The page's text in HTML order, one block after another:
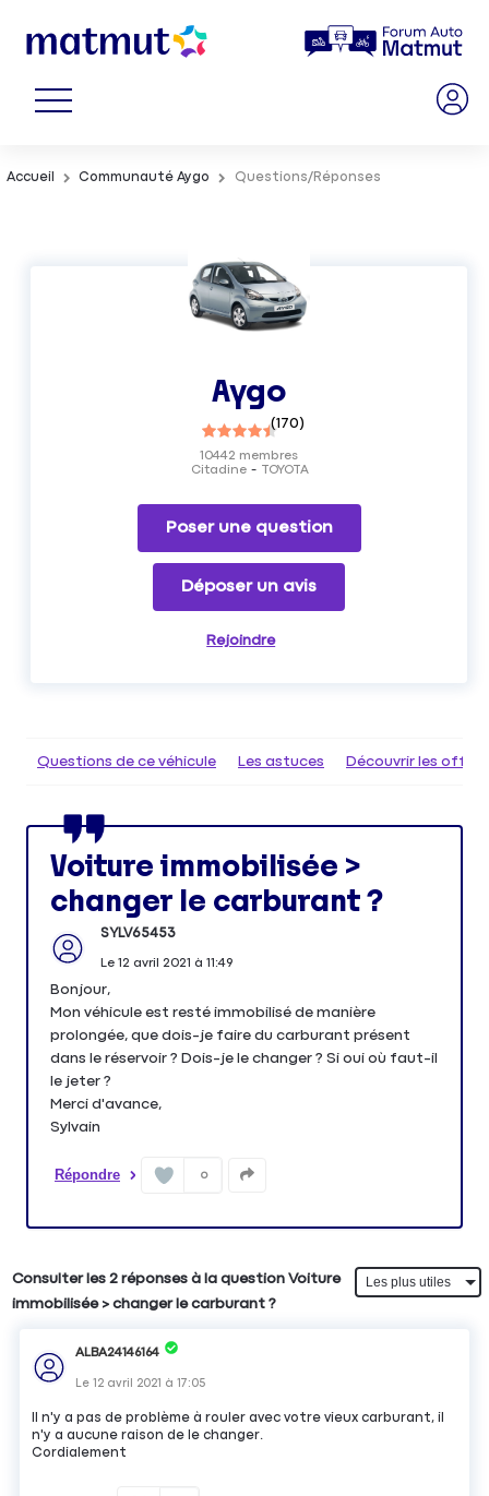
Accueil Communauté Aygo Questions/Réponses
Aygo
(170)
Citadine TOYOTA
10442 membres
Poser une question
Déposer un avis
Rejoindre
Questions de ce véhicule Les astuces Découvrir les
Voiture immobilisée >
changer le carburant ?
SYLV65453
Le 12 avril 2021 à 11:49
Bonjour,
Mon véhicule est resté immobilisé de manière
prolongée, que dois-je faire du carburant présent
dans le réservoir ? Dois-je le changer ? Si oui où faut-il
le jeter ?
Merci d'avance,
Sylvain
Répondre 0
Consulter les 2 réponses à la question Voiture
immobilisée > changer le carburant ?
ALBA24146164
Le12 avril 2021 à17:05
Il n'y a pas de problème à rouler avec votre vieux carburant, il
n'y a aucune raison de le changer.
Cordialement